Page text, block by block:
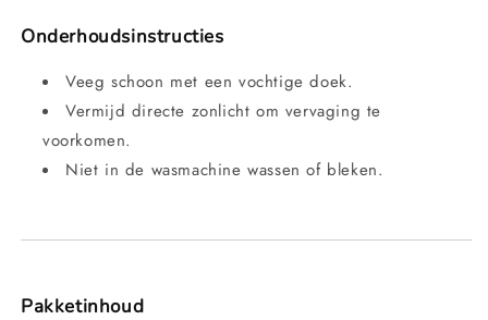
Onderhoudsinstructies
Veeg schoon met een vochtige doek.
Vermijd directe zonlicht om vervaging te
voorkomen.
Niet in de wasmachine wassen of bleken.
Pakketinhoud